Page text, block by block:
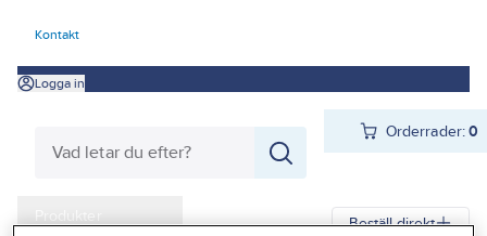
Kontakt
Logga in
Orderrader:0
Produkter Beställ direkt